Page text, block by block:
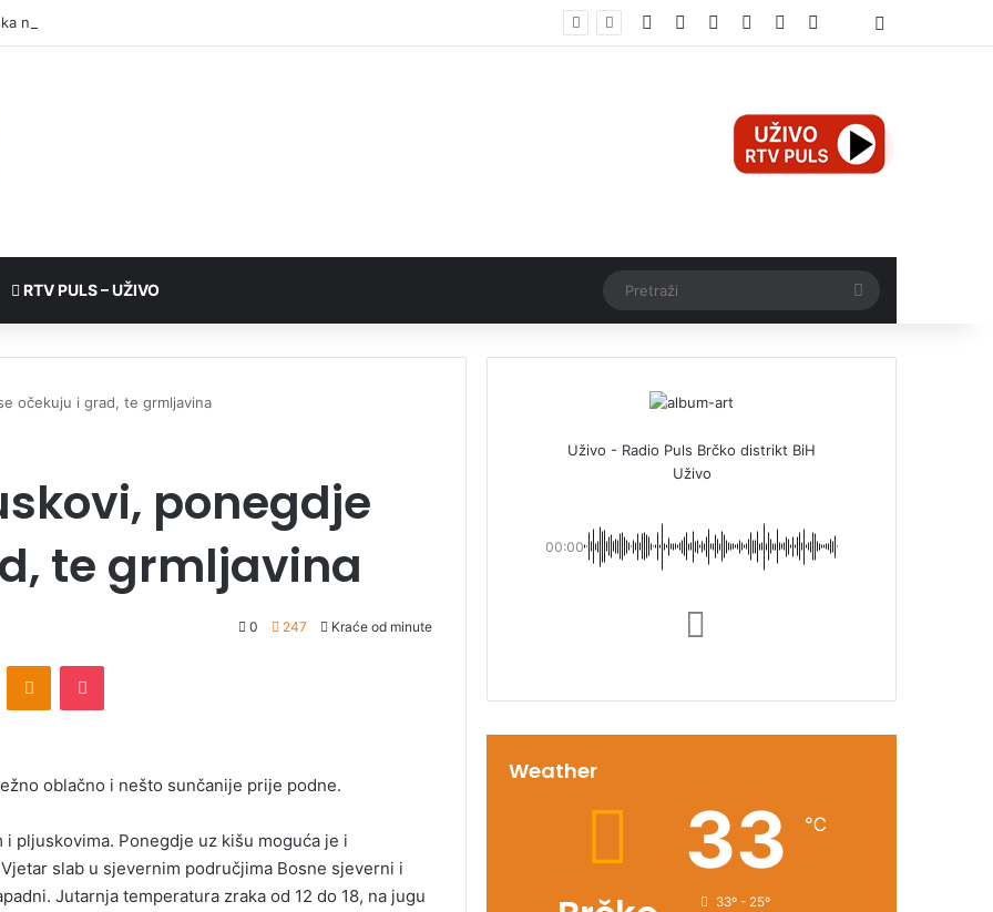
Facebook PinterestYouTubeInstagram Threads
RTV PULS – UŽIVO
očekuju i grad, te grmljavina
ponegdje
te grmljavina
0 247 Kraće od minute
oblačno i nešto sunčanije prije podne.
pljuskovima. Ponegdje uz kišu moguća je i
slab u sjevernim područjima Bosne sjeverni i
Jutarnja temperatura zraka od 12 do 18, na jugu
Uživo - Radio Puls Brčko distrikt BiH
Uživo
00:00
Weather
33 ℃
33º - 25º